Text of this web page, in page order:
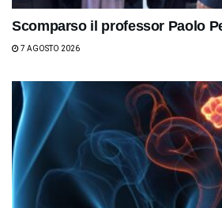
Scomparso il professor Paolo
7 AGOSTO 2026